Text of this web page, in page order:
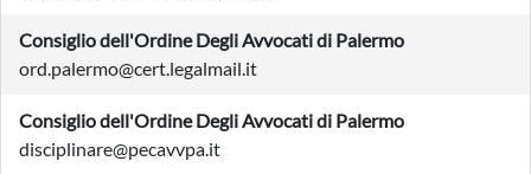
Consiglio dell'Ordine Degli Avvocati di Palermo
ord.palermo@cert.legalmail.it
Consiglio dell'Ordine Degli Avvocati di Palermo
disciplinare@pecavvpa.it